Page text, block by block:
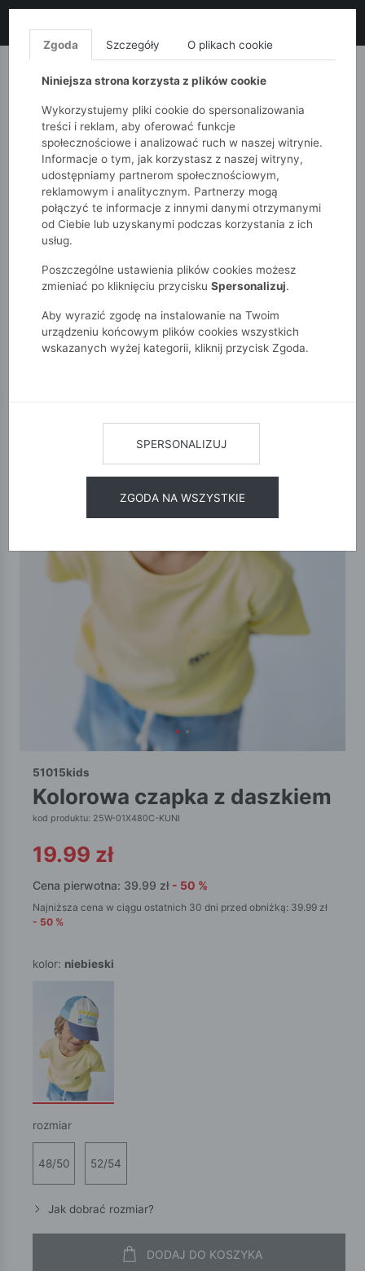
MONNARI QUIOSQUE
51015kids
Chłopcy 2-7 lat
Kolorowa czapka z daszkiem
51015kids
kolorowa czapka z daszkiem
kod produktu: 25W-01X480C-KUNI
19.99 zł
Cena pierwotna: 39.99 zł - 50 %
Najniższa cena w ciągu ostatnich 30 dni przed obniżką: 39.99 zł
- 50 %
kolor: niebieski
rozmiar
48/50 52/54
Jak dobrać rozmiar?
DODAJ DO KOSZYKA
Zgoda Szczegóły O plikach cookie
Niniejsza strona korzysta z plików cookie
Wykorzystujemy pliki cookie do spersonalizowania
treści i reklam, aby oferować funkcje
społecznościowe i analizować ruch w naszej witrynie.
Informacje o tym, jak korzystasz z naszej witryny,
udostępniamy partnerom społecznościowym,
reklamowym i analitycznym. Partnerzy mogą
połączyć te informacje z innymi danymi otrzymanymi
od Ciebie lub uzyskanymi podczas korzystania z ich
usług.
Poszczególne ustawienia plików cookies możesz
zmieniać po kliknięciu przycisku Spersonalizuj.
Aby wyrazić zgodę na instalowanie na Twoim
urządzeniu końcowym plików cookies wszystkich
wskazanych wyżej kategorii, kliknij przycisk Zgoda.
SPERSONALIZUJ
ZGODA NA WSZYSTKIE